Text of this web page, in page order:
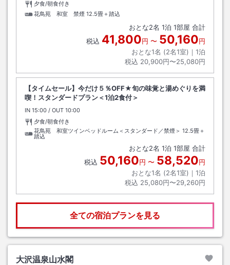
夕食/朝食付き
花鳥苑 和室 禁煙 12.5畳＋踏込
おとな2名 1泊 1部屋 合計
税込 41,800円 〜 50,160円
おとな1名 (2名1室)｜ 1泊
税込 20,900円〜25,080円
【タイムセール】今だけ５％OFF★旬の味覚と湯めぐりを満
喫！スタンダードプラン＜1泊2食付＞
IN チェックイン
15:00 / OUT チェックアウト
10:00
夕食/朝食付き
花鳥苑 和室ツインベッドルーム＜スタンダード／禁煙＞ 12.5畳＋
踏込
おとな2名 1泊 1部屋 合計
税込 50,160円 〜 58,520円
おとな1名 (2名1室)｜ 1泊
税込 25,080円〜29,260円
全ての宿泊プランを見る
大沢温泉山水閣